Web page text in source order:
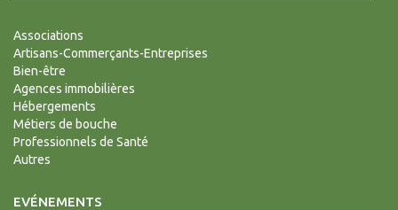
Associations
Artisans-Commerçants-Entreprises
Bien-être
Agences immobilières
Hébergements
Métiers de bouche
Professionnels de Santé
Autres
EVÉNEMENTS